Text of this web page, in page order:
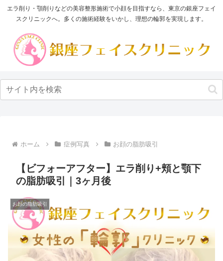
エラ削り・顎削りなどの美容整形施術で小顔を目指すなら、東京の銀座フェイ
スクリニックへ。多くの施術経験をいかし、理想の輪郭を実現します。
ホーム 症例写真 お顔の脂肪吸引
【ビフォーアフター】エラ削り+頬と顎下
の脂肪吸引｜3ヶ月後
お顔の脂肪吸引